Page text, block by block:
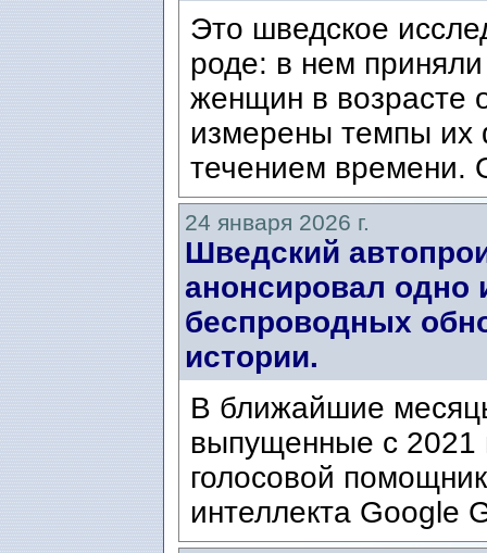
Это шведское
роде: в нем
женщин в возрасте
измерены темпы их
течением времени.
24 января 2026 г.
Шведский
анонсировал
беспроводных
истории.
В ближайшие
выпущенные с 2021
голосовой
интеллекта Google